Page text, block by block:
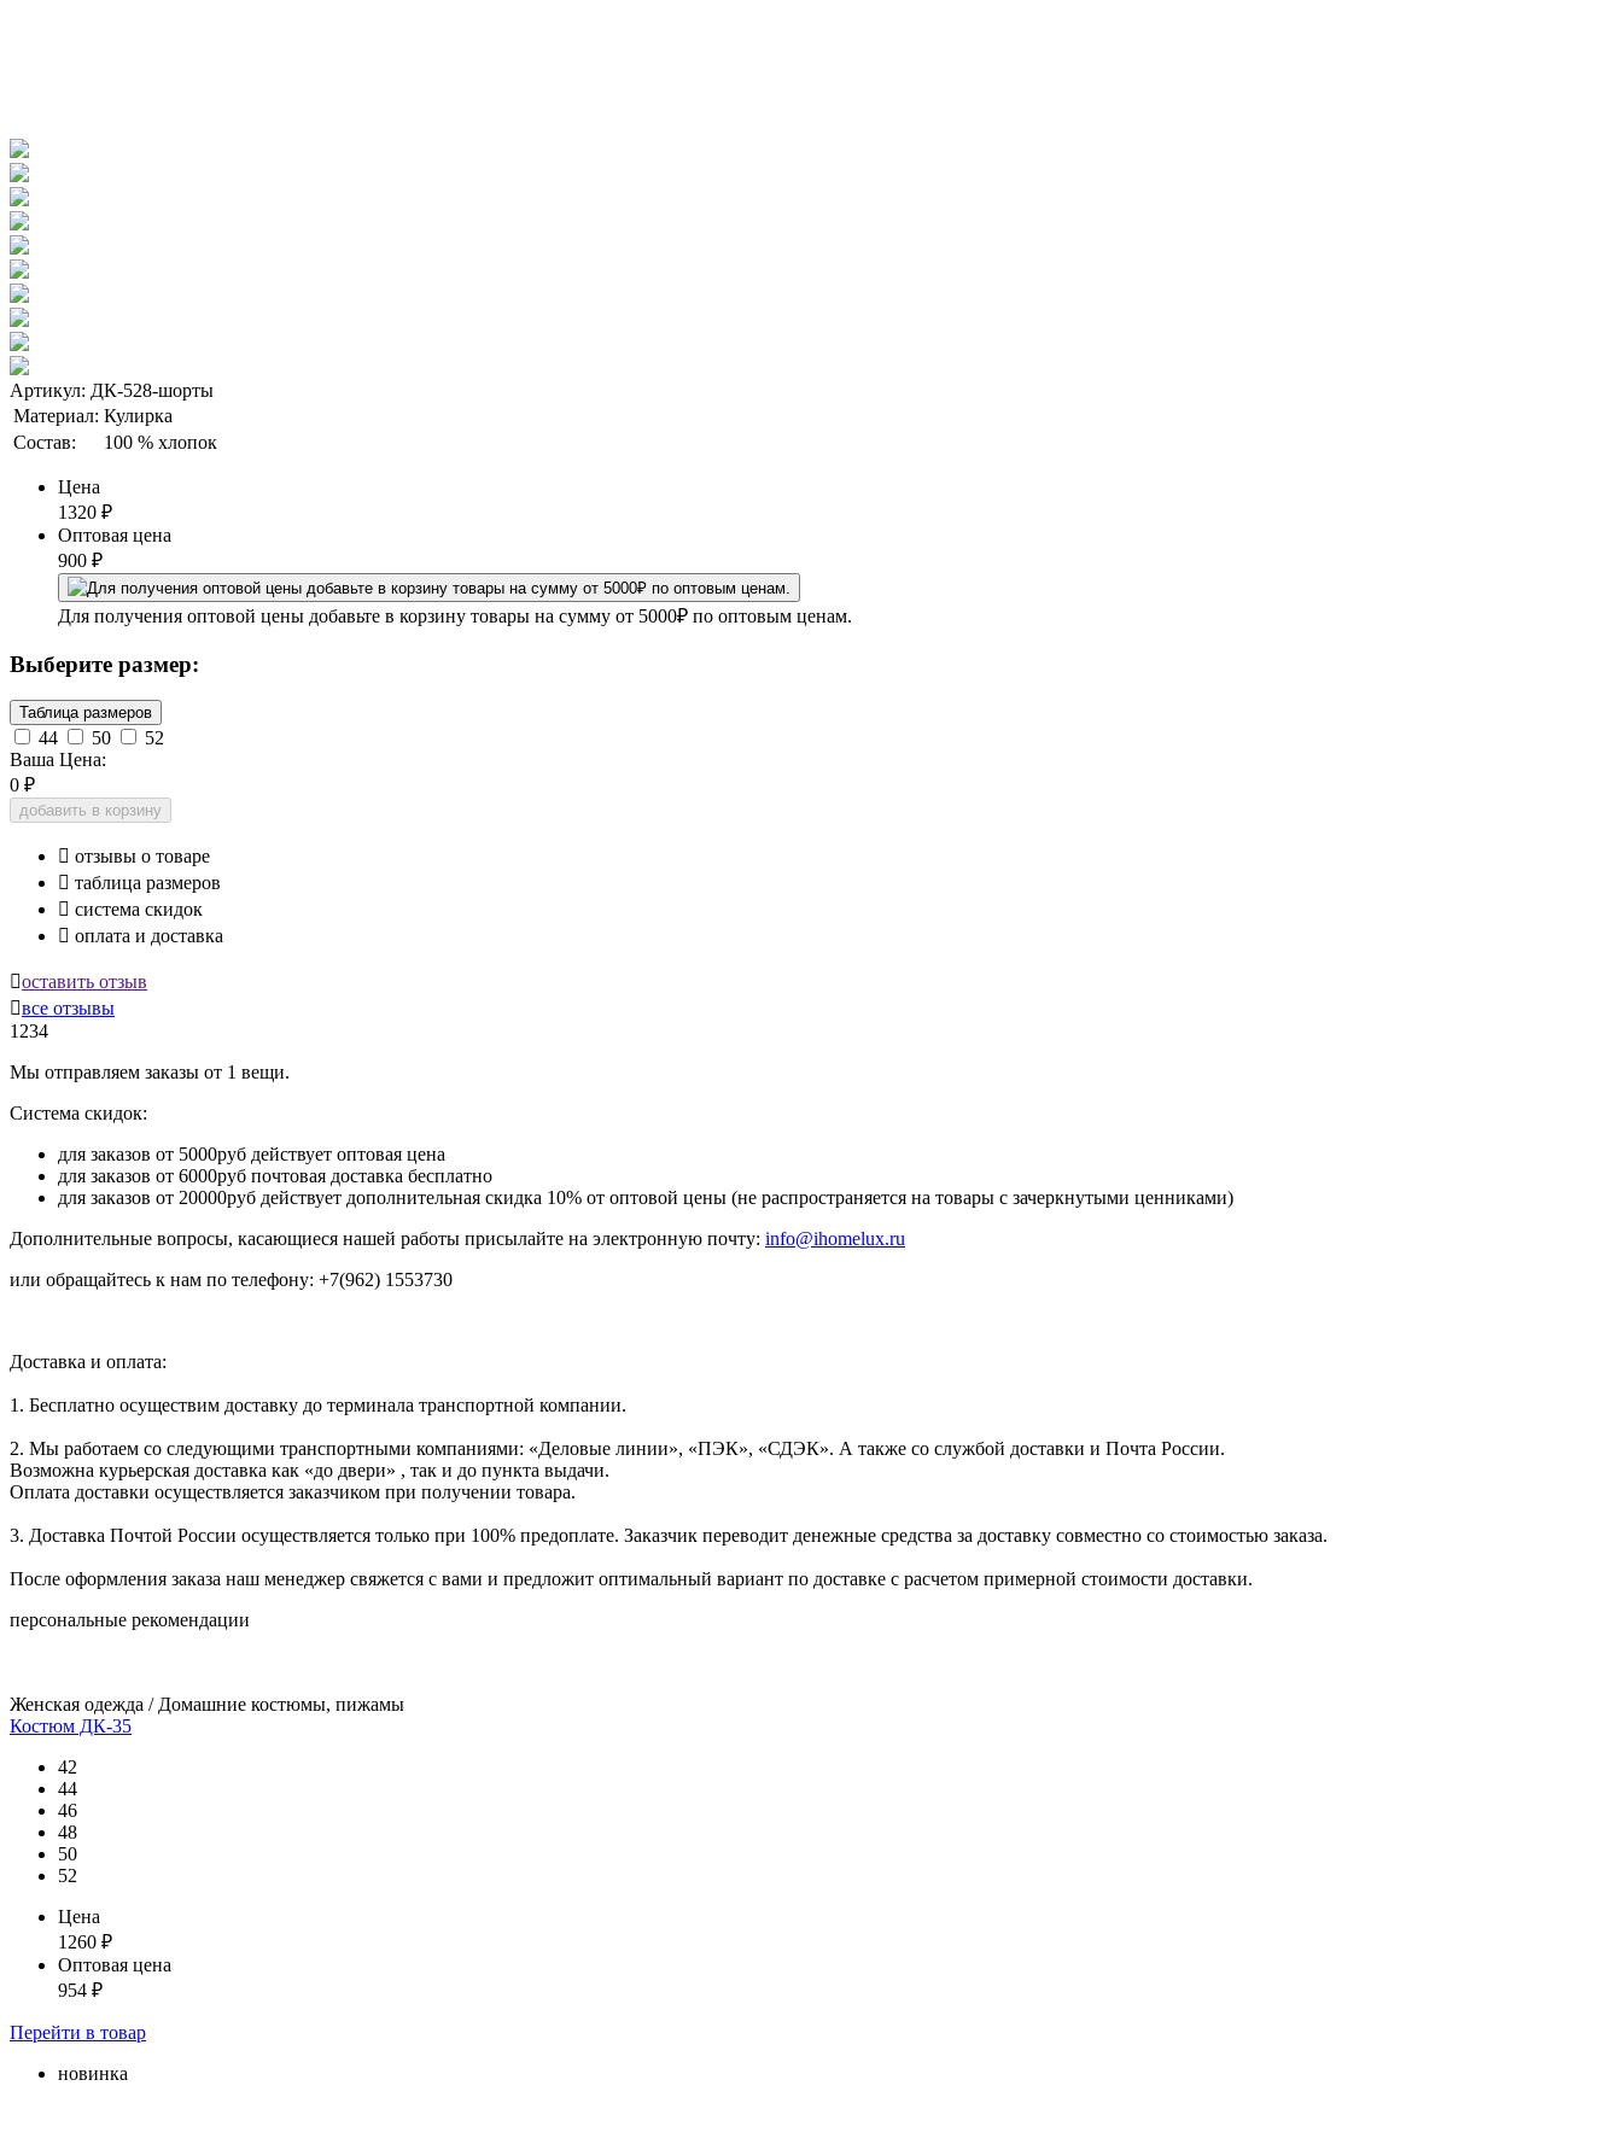
Артикул: ДК-528-шорты
Материал: Кулирка
Состав:
100 % хлопок
Цена
1320 ₽
Оптовая цена
900 ₽
Для получения оптовой цены добавьте в корзину товары на сумму от 5000₽ по оптовым ценам.
Выберите размер:
Таблица размеров
44 50
52
Ваша Цена:
0 ₽
добавить в корзину
 отзывы о товаре
 таблица размеров
 система скидок
 оплата и доставка
оставить отзыв
все отзывы
1234
Мы отправляем заказы от 1 вещи.
Система скидок:
для заказов от 5000руб действует оптовая цена
для заказов от 6000руб почтовая доставка бесплатно
для заказов от 20000руб действует дополнительная скидка 10% от оптовой цены (не распространяется на товары с зачеркнутыми ценниками)
Дополнительные вопросы, касающиеся нашей работы присылайте на электронную почту: info@ihomelux.ru
или обращайтесь к нам по телефону: +7(962) 1553730
Доставка и оплата:
1. Бесплатно осуществим доставку до терминала транспортной компании.
2. Мы работаем со следующими транспортными компаниями: «Деловые линии», «ПЭК», «СДЭК». А также со службой доставки и Почта России.
Возможна курьерская доставка как «до двери» , так и до пункта выдачи.
Оплата доставки осуществляется заказчиком при получении товара.
3. Доставка Почтой России осуществляется только при 100% предоплате. Заказчик переводит денежные средства за доставку совместно со стоимостью заказа.
После оформления заказа наш менеджер свяжется с вами и предложит оптимальный вариант по доставке с расчетом примерной стоимости доставки.
персональные рекомендации
Женская одежда / Домашние костюмы, пижамы
Костюм ДК-35
42
44
46
48
50
52
Цена
1260 ₽
Оптовая цена
954 ₽
Перейти в товар
новинка